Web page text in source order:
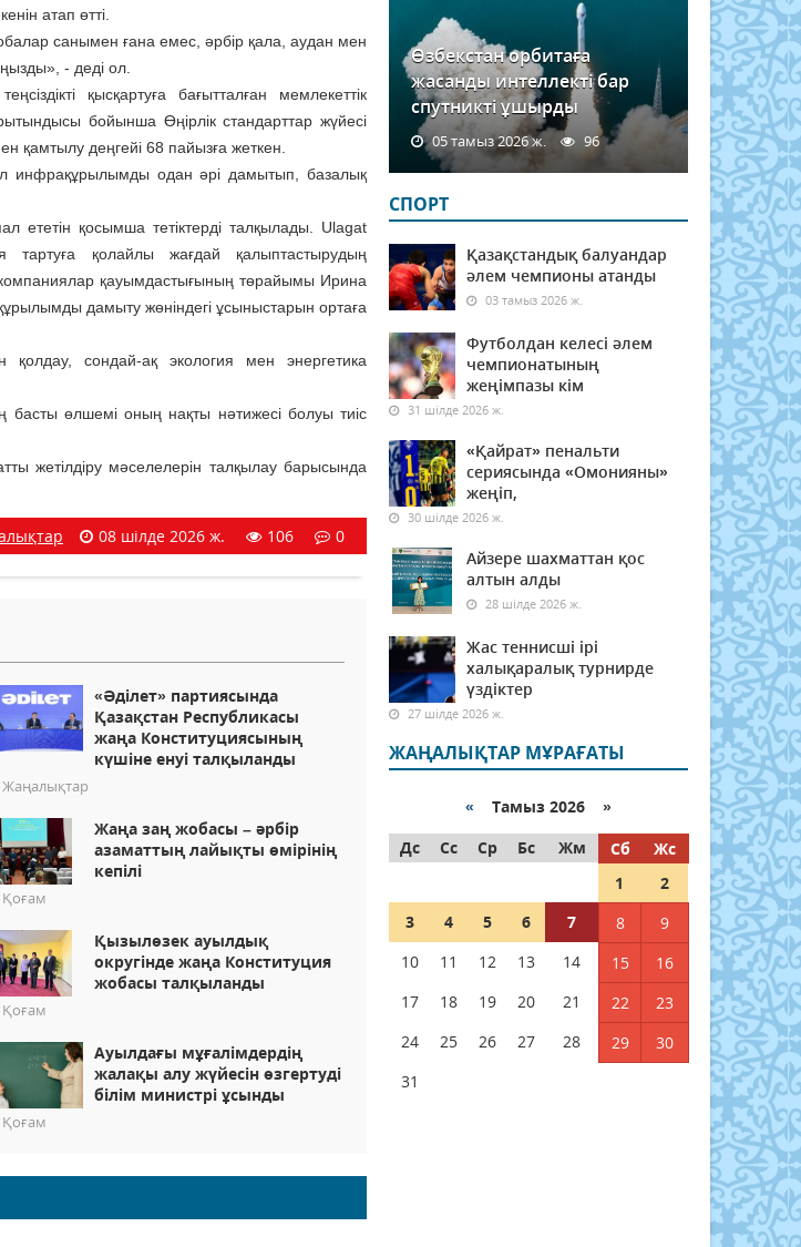
атап өтті.
санымен ғана емес, әрбір қала, аудан мен
- деді ол.
қысқартуға бағытталған мемлекеттік
бойынша Өңірлік стандарттар жүйесі
деңгейі 68 пайызға жеткен.
инфрақұрылымды одан әрі дамытып, базалық
ететін қосымша тетіктерді талқылады. Ulagat
қолайлы жағдай қалыптастырудың
қауымдастығының төрайымы Ирина
дамыту жөніндегі ұсыныстарын ортаға
қолдау, сондай-ақ экология мен энергетика
басты өлшемі оның нақты нәтижесі болуы тиіс
жетілдіру мәселелерін талқылау барысында
08 шілде 2026 ж. 106 0
«Әділет» партиясында
Қазақстан Республикасы
жаңа Конституциясының
күшіне енуі талқыланды
Жаңалықтар
Жаңа заң жобасы – әрбір
азаматтың лайықты өмірінің
кепілі
Қоғам
Қызылөзек ауылдық
округінде жаңа Конституция
жобасы талқыланды
Қоғам
Ауылдағы мұғалімдердің
жалақы алу жүйесін өзгертуді
білім министрі ұсынды
Қоғам
Өзбекстан орбитаға
жасанды интеллекті бар
спутникті ұшырды
05 тамыз 2026 ж. 96
СПОРТ
Қазақстандық балуандар
әлем чемпионы атанды
03 тамыз 2026 ж.
Футболдан келесі әлем
чемпионатының
жеңімпазы кім
31 шілде 2026 ж.
«Қайрат» пенальти
сериясында «Омонияны»
жеңіп,
30 шілде 2026 ж.
Айзере шахматтан қос
алтын алды
28 шілде 2026 ж.
Жас теннисші ірі
халықаралық турнирде
үздіктер
27 шілде 2026 ж.
ЖАҢАЛЫҚТАР МҰРАҒАТЫ
« Тамыз 2026 »
Дс
Сс Ср Бс Жм Сб
Жс
1
2
3
4 5 6 7 8
9
10
11 12 13 14 15
16
17
18 19 20 21 22
23
24
25 26 27 28 29
30
31